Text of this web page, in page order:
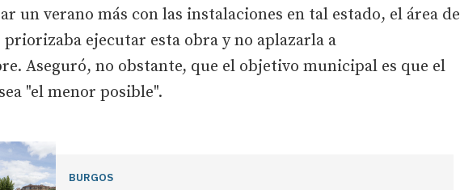
un verano más con las instalaciones en tal estado, el área de
priorizaba ejecutar esta obra y no aplazarla a
Aseguró, no obstante, que el objetivo municipal es que el
"el menor posible".
BURGOS